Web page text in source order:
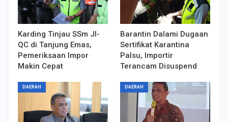
Karding Tinjau SSm JI-
QC di Tanjung Emas,
Pemeriksaan Impor
Makin Cepat
Barantin Dalami Dugaan
Sertifikat Karantina
Palsu, Importir
Terancam Disuspend
DAERAH DAERAH